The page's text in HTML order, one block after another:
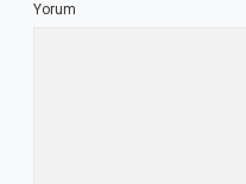
Yorum